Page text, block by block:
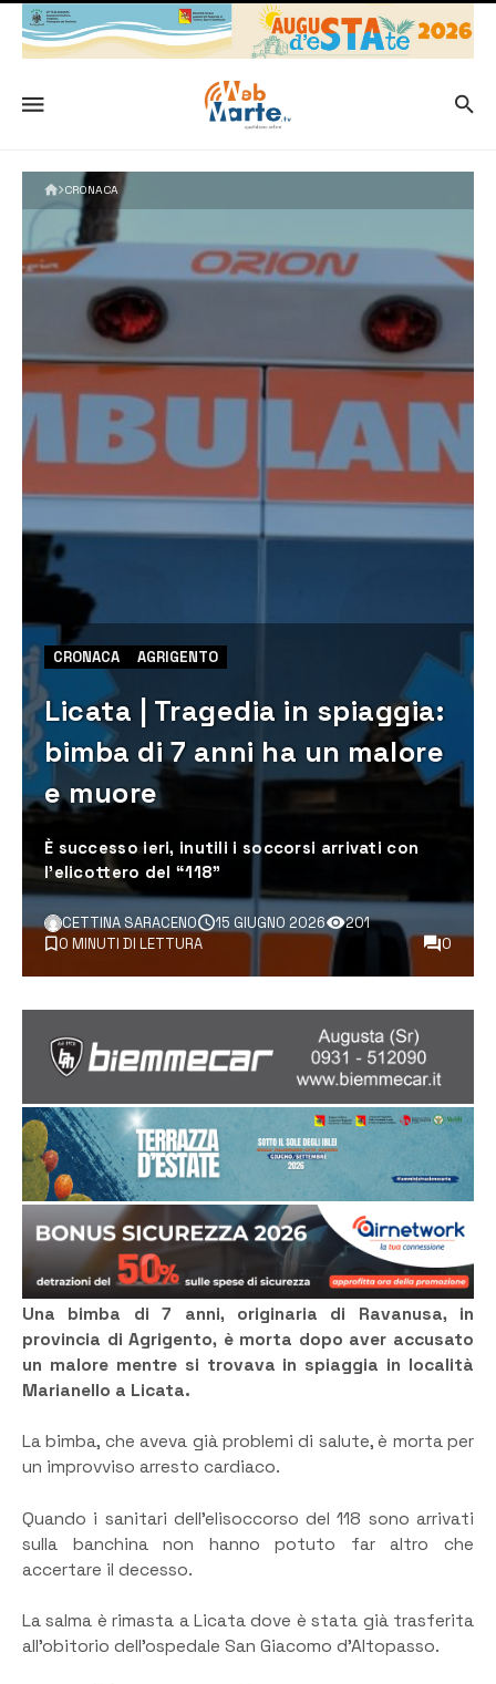
CRONACA
CRONACA AGRIGENTO
Licata | Tragedia in spiaggia:
bimba di 7 anni ha un malore
e muore
È successo ieri, inutili i soccorsi arrivati con
l’elicottero del “118”
CETTINA SARACENO 15 GIUGNO 2026
201
0 MINUTI DI LETTURA
0
Una bimba di 7 anni, originaria di Ravanusa, in
provincia di Agrigento, è morta dopo aver accusato
un malore mentre si trovava in spiaggia in località
Marianello a Licata.
La bimba, che aveva già problemi di salute, è morta per
un improvviso arresto cardiaco.
Quando i sanitari dell’elisoccorso del 118 sono arrivati
sulla banchina non hanno potuto far altro che
accertare il decesso.
La salma è rimasta a Licata dove è stata già trasferita
all’obitorio dell’ospedale San Giacomo d’Altopasso.